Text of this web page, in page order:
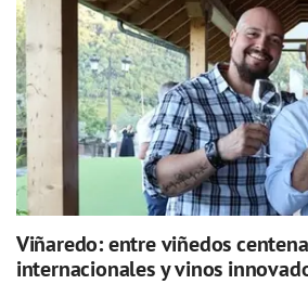
Viñaredo: entre viñedos
internacionales y vinos